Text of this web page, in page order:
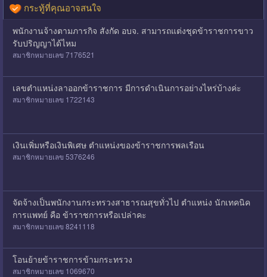
กระทู้ที่คุณอาจสนใจ
พนักงานจ้างตามภารกิจ สังกัด อบจ. สามารถแต่งชุดข้าราชการขาว
รับปริญญาได้ไหม
สมาชิกหมายเลข 7176521
เลขตำแหน่งลาออกข้าราชการ มีการดำเนินการอย่างไหร่บ้างค่ะ
สมาชิกหมายเลข 1722143
เงินเพิ่มหรือเงินพิเศษ​ ตำแหน่งของข้าราชการพลเรือน
สมาชิกหมายเลข 5376246
จัดจ้างเป็นพนักงานกระทรวงสาธารณสุขทั่วไป ตำแหน่ง นักเทคนิค
การแพทย์ คือ ข้าราชการหรือเปล่าคะ
สมาชิกหมายเลข 8241118
โอนย้ายข้าราชการข้ามกระทรวง
สมาชิกหมายเลข 1069670